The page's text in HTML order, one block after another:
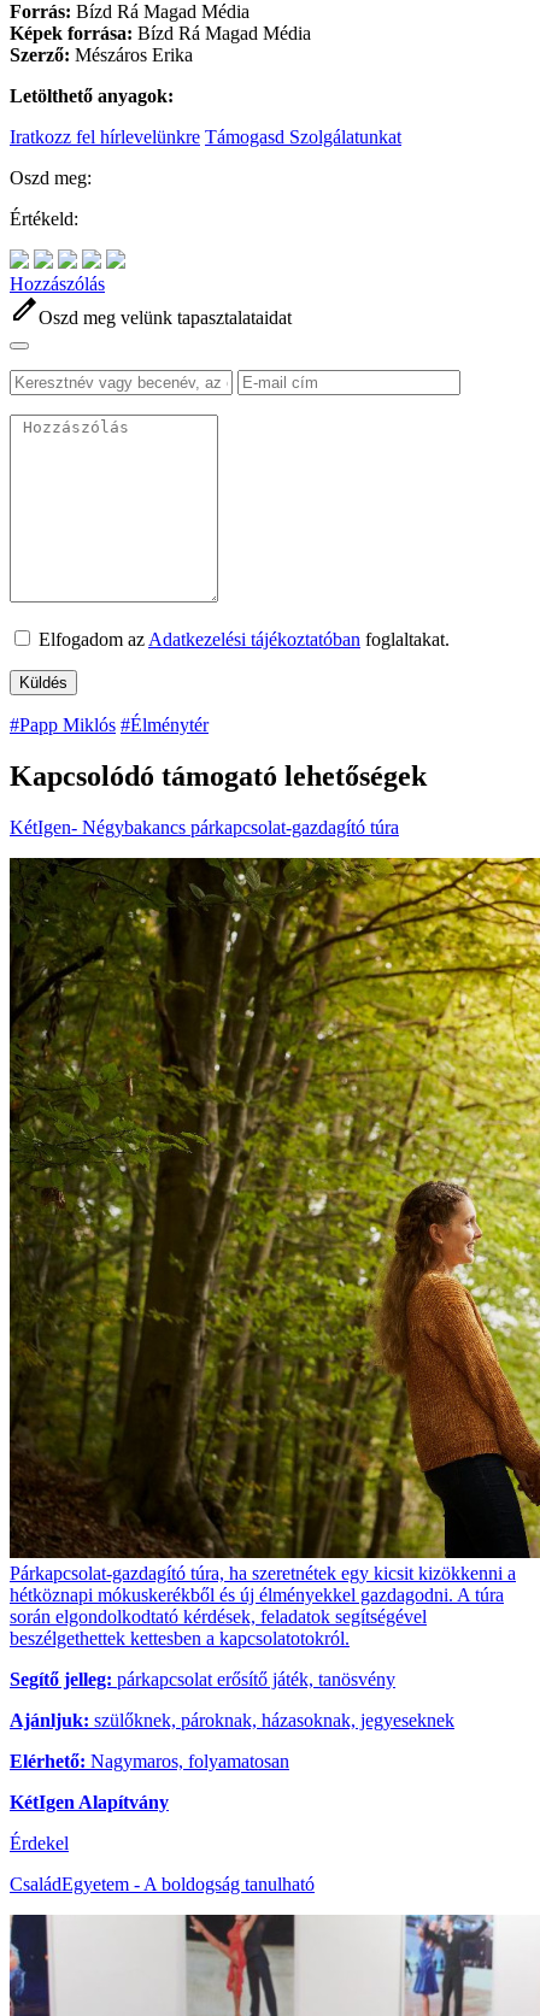
Forrás: Bízd Rá Magad Média
Képek forrása: Bízd Rá Magad Média
Szerző: Mészáros Erika
Letölthető anyagok:
Iratkozz fel hírlevelünkre Támogasd Szolgálatunkat
Oszd meg:
Értékeld:
Hozzászólás
editOszd meg velünk tapasztalataidat
Elfogadom az Adatkezelési tájékoztatóban foglaltakat.
#Papp Miklós #Élménytér
Kapcsolódó támogató lehetőségek
KétIgen- Négybakancs párkapcsolat-gazdagító túra
Párkapcsolat-gazdagító túra, ha szeretnétek egy kicsit kizökkenni a
hétköznapi mókuskerékből és új élményekkel gazdagodni. A túra
során elgondolkodtató kérdések, feladatok segítségével
beszélgethettek kettesben a kapcsolatotokról.
Segítő jelleg: párkapcsolat erősítő játék, tanösvény
Ajánljuk: szülőknek, pároknak, házasoknak, jegyeseknek
Elérhető: Nagymaros, folyamatosan
KétIgen Alapítvány
Érdekel
CsaládEgyetem - A boldogság tanulható